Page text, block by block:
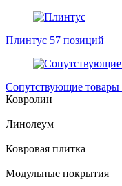
Плинтус 57 позиций
Сопутствующие товары
Ковролин
Линолеум
Ковровая плитка
Модульные покрытия